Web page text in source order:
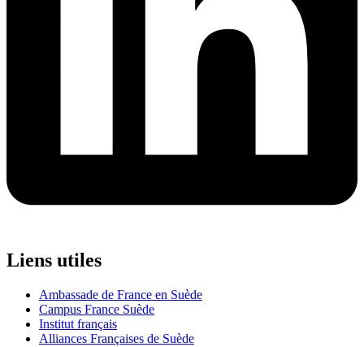
Liens utiles
Ambassade de France en Suède
Campus France Suède
Institut français
Alliances Françaises de Suède